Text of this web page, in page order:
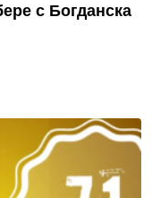
с Богданска